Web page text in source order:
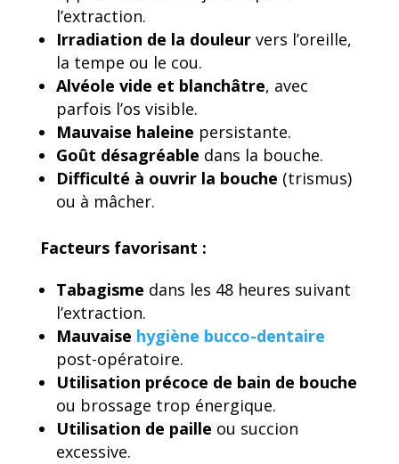
l’extraction.
Irradiation de la douleurvers l’oreille,
la tempe ou le cou.
Alvéole vide et blanchâtre, avec
parfois l’os visible.
Mauvaise haleine persistante.
Goût désagréable dans la bouche.
Difficulté à ouvrir la bouche (trismus)
ou à mâcher.
Facteurs favorisant :
Tabagisme dans les 48 heures suivant
l’extraction.
Mauvaise hygiène bucco-dentaire
post-opératoire.
Utilisation précoce de bain de bouche
ou brossage trop énergique.
Utilisation de paille ou succion
excessive.